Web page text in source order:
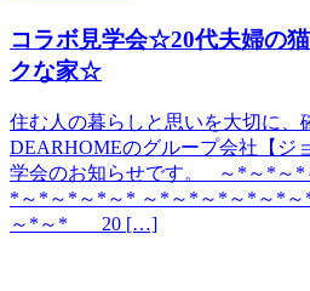
コラボ見学会☆20代夫婦の
クな家☆
住む人の暮らしと思いを大切に、
DEARHOMEのグループ会社【ジ
学会のお知らせです。 ～*～*～
*～*～*～*～* ～*～*～*～*～*
～*～* 20 […]